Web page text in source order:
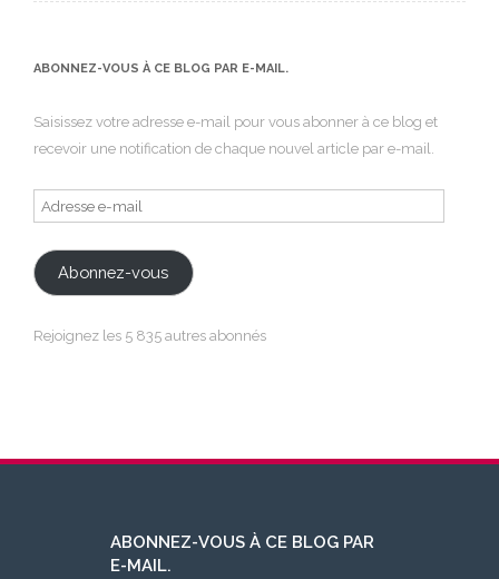
ABONNEZ-VOUS À CE BLOG PAR E-MAIL.
Saisissez votre adresse e-mail pour vous abonner à ce blog et
recevoir une notification de chaque nouvel article par e-mail.
Adresse
e-
mail
Abonnez-vous
Rejoignez les 5 835 autres abonnés
ABONNEZ-VOUS À CE BLOG PAR
E-MAIL.